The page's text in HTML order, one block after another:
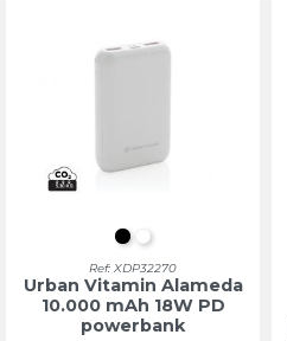
ZWART
WIT
Ref: XDP32270
Urban Vitamin Alameda
10.000 mAh 18W PD
powerbank